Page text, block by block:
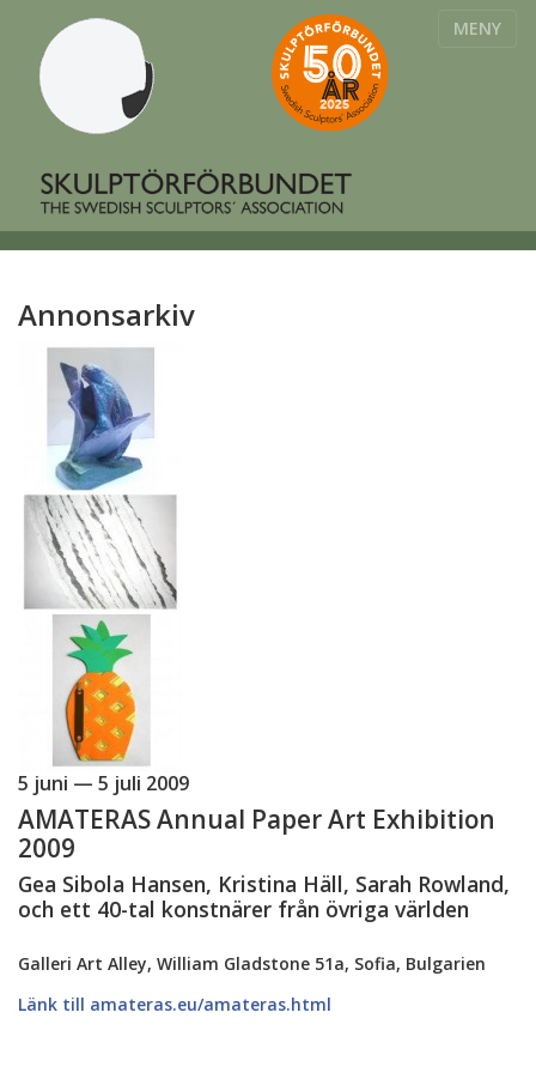
MENY
Annonsarkiv
5 juni — 5 juli 2009
AMATERAS Annual Paper Art Exhibition
2009
Gea Sibola Hansen, Kristina Häll, Sarah Rowland,
och ett 40-tal konstnärer från övriga världen
Galleri Art Alley, William Gladstone 51a, Sofia, Bulgarien
Länk till amateras.eu/amateras.html